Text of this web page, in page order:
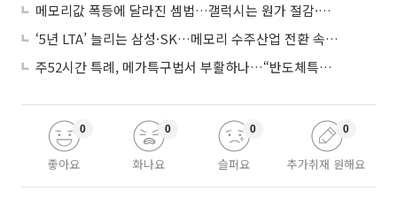
메모리값 폭등에 달라진 셈법…갤럭시는 원가 절감·아이폰은 서비스 확대
‘5년 LTA’ 늘리는 삼성·SK…메모리 수주산업 전환 속 다른 셈법
주52시간 특례, 메가특구법서 부활하나…“반도체특별법 담겨야”
좋아요
0
화나요
0
슬퍼요
0
추가취재 원해요
0